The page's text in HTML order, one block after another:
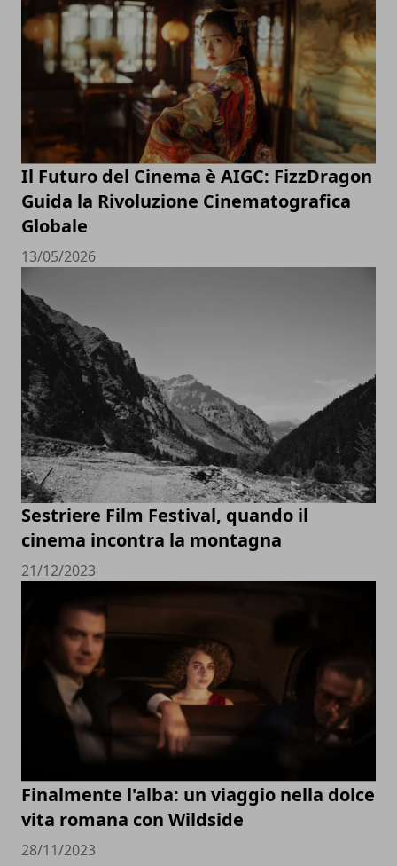
Il Futuro del Cinema è AIGC: FizzDragon
Guida la Rivoluzione Cinematografica
Globale
13/05/2026
Sestriere Film Festival, quando il
cinema incontra la montagna
21/12/2023
Finalmente l'alba: un viaggio nella dolce
vita romana con Wildside
28/11/2023